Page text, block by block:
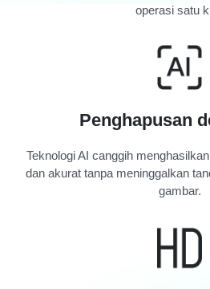
operasi satu
Penghapusan
Teknologi AI canggih
dan akurat tanpa meninggalkan
gambar.